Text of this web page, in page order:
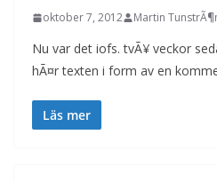
oktober 7, 2012 Martin
Nu var det iofs. tvÃ¥ veckor
hÃ¤r texten i form av en
Läs mer